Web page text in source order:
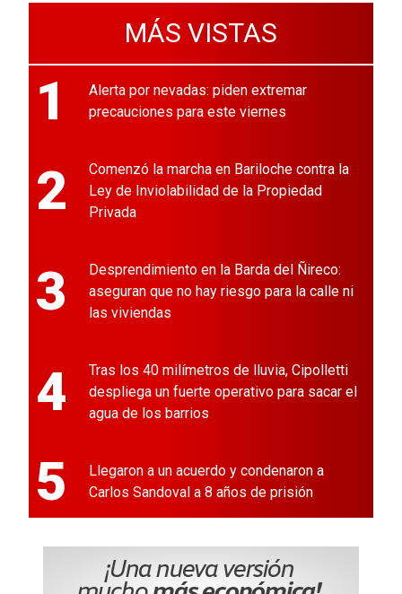
MÁS VISTAS
1
Alerta por nevadas: piden extremar
precauciones para este viernes
2
Comenzó la marcha en Bariloche contra la
Ley de Inviolabilidad de la Propiedad
Privada
3
Desprendimiento en la Barda del Ñireco:
aseguran que no hay riesgo para la calle ni
las viviendas
4
Tras los 40 milímetros de lluvia, Cipolletti
despliega un fuerte operativo para sacar el
agua de los barrios
5
Llegaron a un acuerdo y condenaron a
Carlos Sandoval a 8 años de prisión